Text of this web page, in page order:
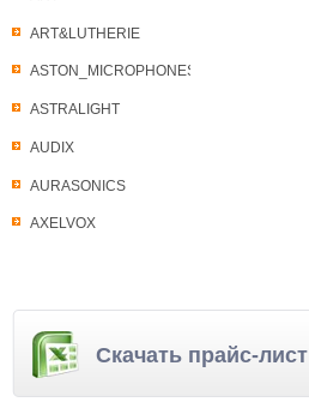
ART&LUTHERIE
ASTON_MICROPHONES
ASTRALIGHT
AUDIX
AURASONICS
AXELVOX
Скачать прайс-лист